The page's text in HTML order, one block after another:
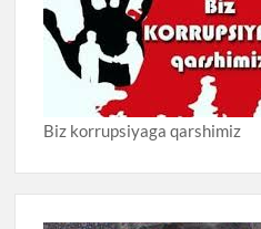
Biz korrupsiyaga qarshimiz